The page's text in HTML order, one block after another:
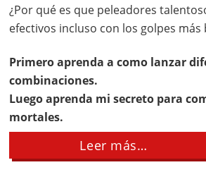
¿Por qué es que peleadores
efectivos incluso con los golpes más
Primero aprenda a como lanzar
combinaciones.
Luego aprenda mi secreto para
mortales.
Leer más…
Como